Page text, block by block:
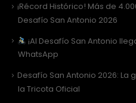
¡Récord Histórico! Más de
Desafío San Antonio 2026
¡Al Desafío San Antonio
WhatsApp
Desafío San Antonio 2026: La
la Tricota Oficial